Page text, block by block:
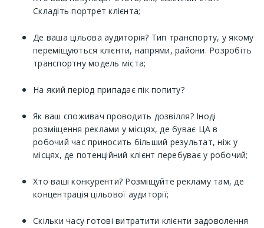
Складіть портрет клієнта;
Де ваша цільова аудиторія? Тип транспорту, у якому
переміщуються клієнти, напрями, райони. Розробіть
транспортну модель міста;
На який період припадає пік попиту?
Як ваш споживач проводить дозвілля? Іноді
розміщення реклами у місцях, де буває ЦА в
робочий час приносить більший результат, ніж у
місцях, де потенційний клієнт перебуває у робочий;
Хто ваші конкуренти? Розміщуйте рекламу там, де
концентрація цільової аудиторії;
Скільки часу готові витратити клієнти задоволення